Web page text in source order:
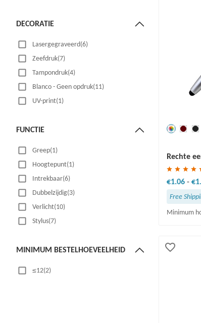
DECORATIE
Lasergegraveerd(6)
Zeefdruk(7)
Tampondruk(4)
Blanco - Geen opdruk(11)
UV-print(1)
FUNCTIE
Greep(1)
Hoogtepunt(1)
Intrekbaar(6)
Dubbelzijdig(3)
Verlicht(10)
Stylus(7)
MINIMUM BESTELHOEVEELHEID
≤12(2)
Rechte
€1.06 -
Free
Minimum